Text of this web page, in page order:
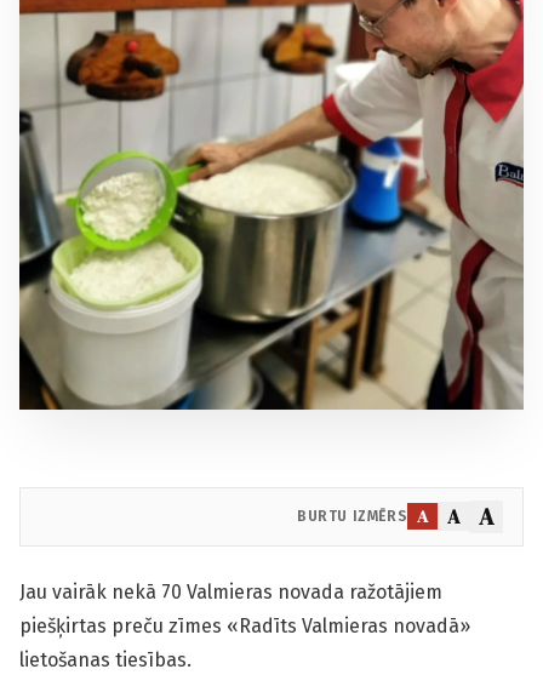
BURTU IZMĒRS A A A
Jau vairāk nekā 70 Valmieras novada ražotājiem
piešķirtas preču zīmes «Radīts Valmieras novadā»
lietošanas tiesības.